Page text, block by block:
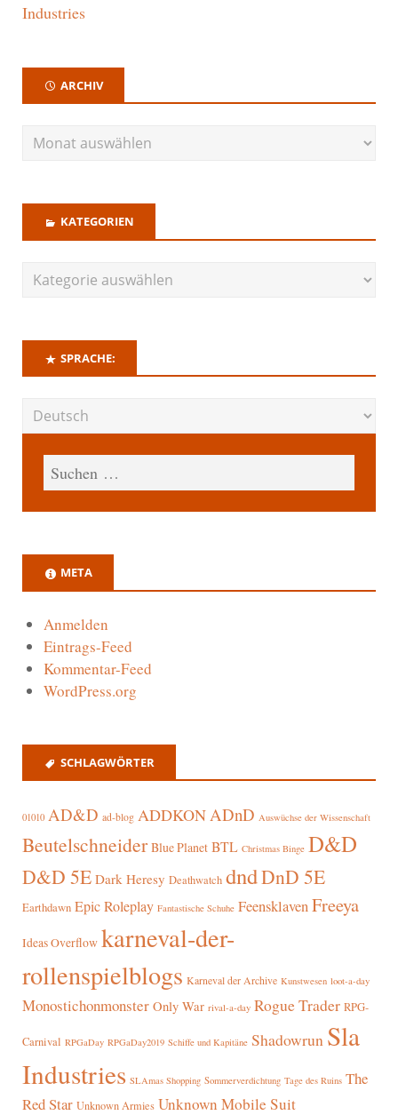
Industries
ARCHIV
KATEGORIEN
SPRACHE:
META
Anmelden
Eintrags-Feed
Kommentar-Feed
WordPress.org
SCHLAGWÖRTER
01010 AD&D ad-blog ADDKONADnD Auswüchse der Wissenschaft
Beutelschneider Blue Planet BTL Christmas Binge D&D
D&D 5E Dark Heresy Deathwatch dndDnD 5E
Earthdawn Epic Roleplay Fantastische Schuhe FeensklavenFreeya
Ideas Overflow karneval-der-
rollenspielblogs Karneval der Archive Kunstwesen loot-a-day
Monostichonmonster Only War rival-a-day Rogue Trader RPG-
Carnival RPGaDay RPGaDay2019 Schiffe und Kapitäne Shadowrun Sla
Industries SLAmas Shopping Sommerverdichtung Tage des Ruins The
Red Star Unknown Armies Unknown Mobile Suit